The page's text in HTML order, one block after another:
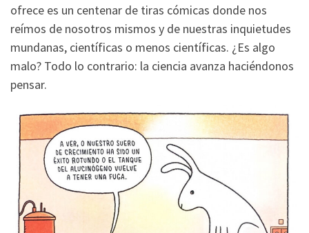
ofrece es un centenar de tiras cómicas donde nos
reímos de nosotros mismos y de nuestras inquietudes
mundanas, científicas o menos científicas. ¿Es algo
malo? Todo lo contrario: la ciencia avanza haciéndonos
pensar.